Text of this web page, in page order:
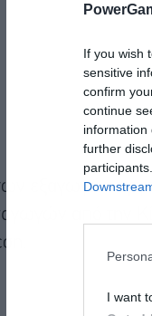
If you wish
sensitive
confirm
continue
information
further
I want
εξαγωγών
από την